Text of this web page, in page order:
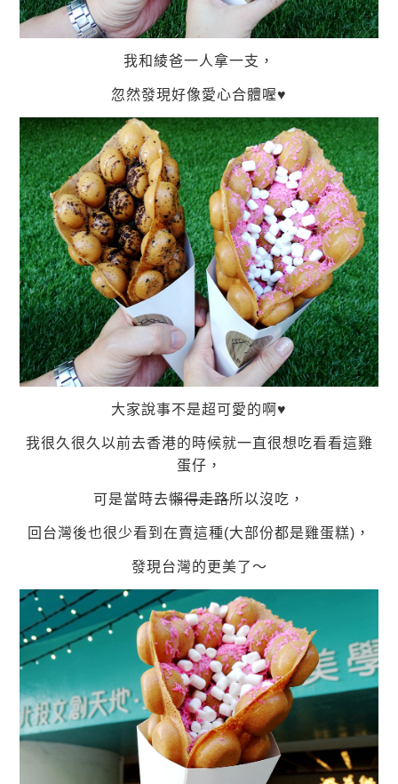
我和綾爸一人拿一支，
忽然發現好像愛心合體喔♥
大家說事不是超可愛的啊♥
我很久很久以前去香港的時候就一直很想吃看看這雞
蛋仔，
可是當時去懶得走路所以沒吃，
回台灣後也很少看到在賣這種(大部份都是雞蛋糕)，
發現台灣的更美了～